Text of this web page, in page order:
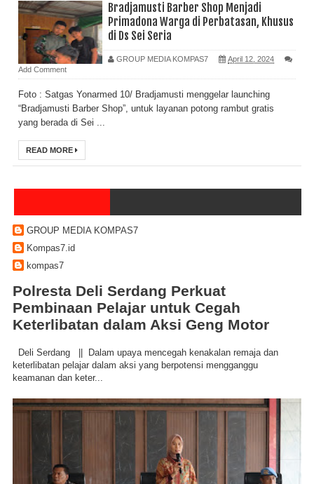
Bradjamusti Barber Shop Menjadi
Primadona Warga di Perbatasan, Khusus
di Ds Sei Seria
GROUP MEDIA KOMPAS7
April 12, 2024
Add Comment
Foto : Satgas Yonarmed 10/ Bradjamusti menggelar launching
“Bradjamusti Barber Shop”, untuk layanan potong rambut gratis
yang berada di Sei ...
READ MORE
GROUP MEDIA KOMPAS7
Kompas7.id
kompas7
Polresta Deli Serdang Perkuat
Pembinaan Pelajar untuk Cegah
Keterlibatan dalam Aksi Geng Motor
Deli Serdang || Dalam upaya mencegah kenakalan remaja dan
keterlibatan pelajar dalam aksi yang berpotensi mengganggu
keamanan dan keter...